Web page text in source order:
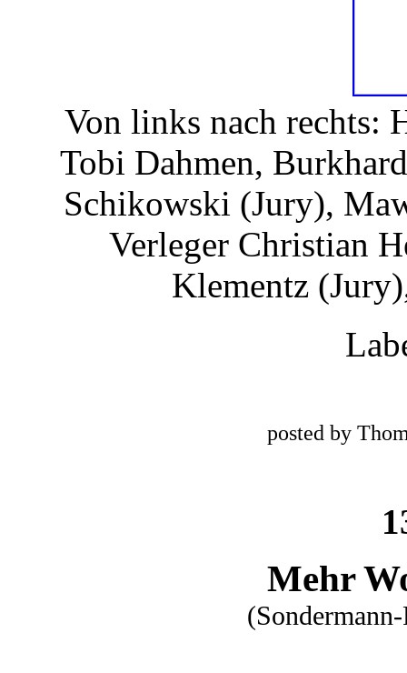
Von links nach rechts:
Tobi Dahmen,
Schikowski (Jury),
Verleger Christian
Klementz
posted by
Mehr